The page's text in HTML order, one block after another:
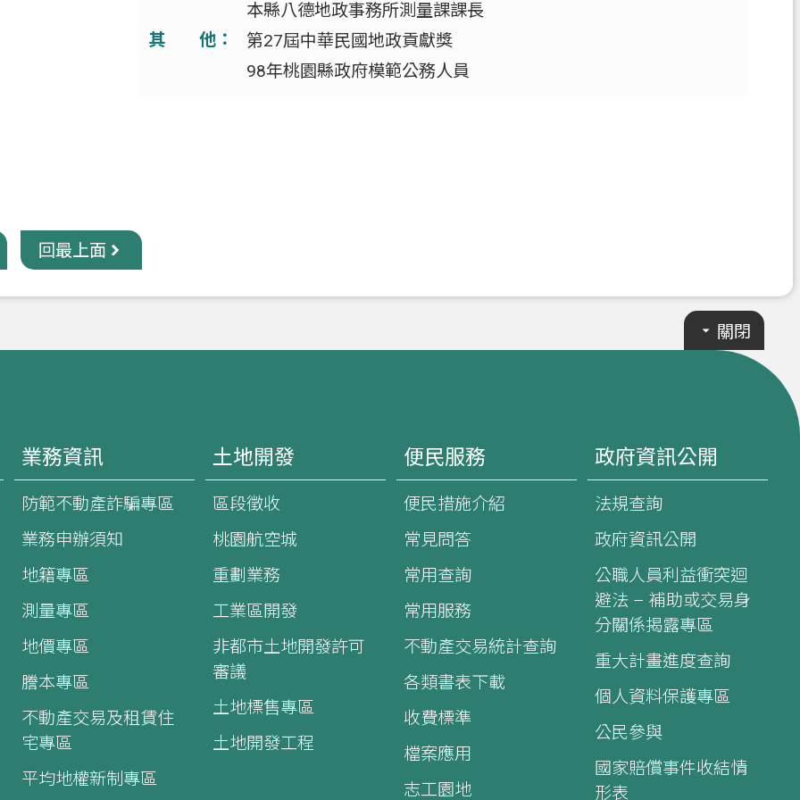
本縣八德地政事務所測量課課長
其 他：
第27屆中華民國地政貢獻獎
98年桃園縣政府模範公務人員
回最上面
關閉
業務資訊
防範不動產詐騙專區
業務申辦須知
地籍專區
測量專區
地價專區
謄本專區
不動產交易及租賃住
宅專區
平均地權新制專區
土地開發
區段徵收
桃園航空城
重劃業務
工業區開發
非都市土地開發許可
審議
土地標售專區
土地開發工程
便民服務
便民措施介紹
常見問答
常用查詢
常用服務
不動產交易統計查詢
各類書表下載
收費標準
檔案應用
志工園地
政府資訊公開
法規查詢
政府資訊公開
公職人員利益衝突迴
避法 – 補助或交易身
分關係揭露專區
重大計畫進度查詢
個人資料保護專區
公民參與
國家賠償事件收結情
形表